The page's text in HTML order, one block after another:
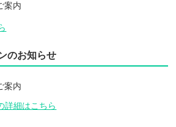
案内
のお知らせ
案内
詳細はこちら